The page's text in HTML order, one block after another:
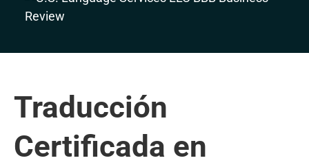
Traducción
Certificada en